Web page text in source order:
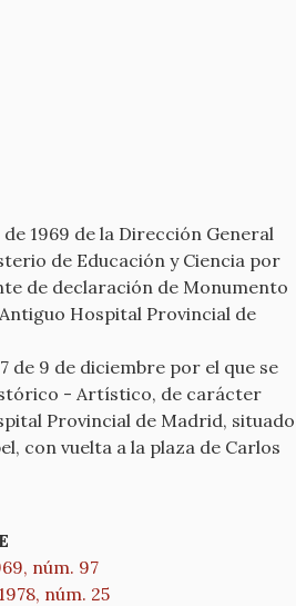
1969 de la Dirección General
de Educación y Ciencia por
de declaración de Monumento
Hospital Provincial de
de 9 de diciembre por el que se
- Artístico, de carácter
Provincial de Madrid, situado
con vuelta a la plaza de Carlos
núm. 97
núm. 25